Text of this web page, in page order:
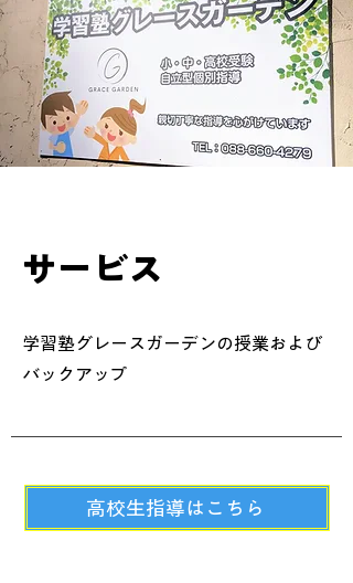
​サービス
学習塾グレースガーデンの授業および
バックアップ
高校生指導はこちら